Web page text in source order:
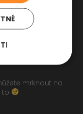
zasluhuje respekt,
mrknout na
to
IZS